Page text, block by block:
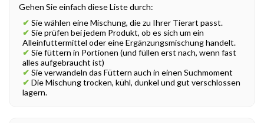
Gehen Sie einfach diese Liste durch:
✔ Sie wählen eine Mischung, die zu Ihrer Tierart passt.
✔ Sie prüfen bei jedem Produkt, ob es sich um ein
Alleinfuttermittel oder eine Ergänzungsmischung handelt.
✔ Sie füttern in Portionen (und füllen erst nach, wenn fast
alles aufgebraucht ist)
✔ Sie verwandeln das Füttern auch in einen Suchmoment
✔ Die Mischung trocken, kühl, dunkel und gut verschlossen
lagern.